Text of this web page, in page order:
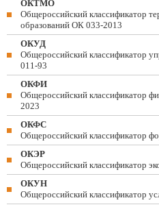
ОКТМО
Общероссийский классификатор
образований ОК 033-2013
ОКУД
Общероссийский классификатор
011-93
ОКФИ
Общероссийский классификатор
2023
ОКФС
Общероссийский классификатор
ОКЭР
Общероссийский классификатор
ОКУН
Общероссийский классификатор